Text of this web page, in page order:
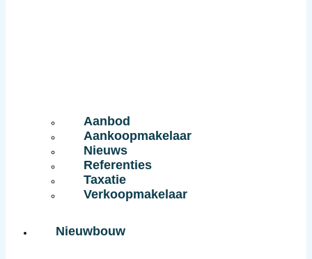
Aanbod
Aankoopmakelaar
Nieuws
Referenties
Taxatie
Verkoopmakelaar
Nieuwbouw